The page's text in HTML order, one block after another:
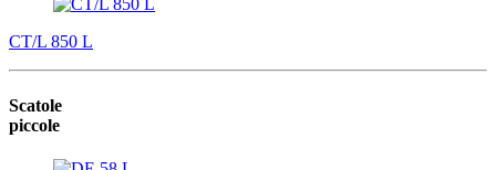
CT/L 850 L
Scatole
piccole